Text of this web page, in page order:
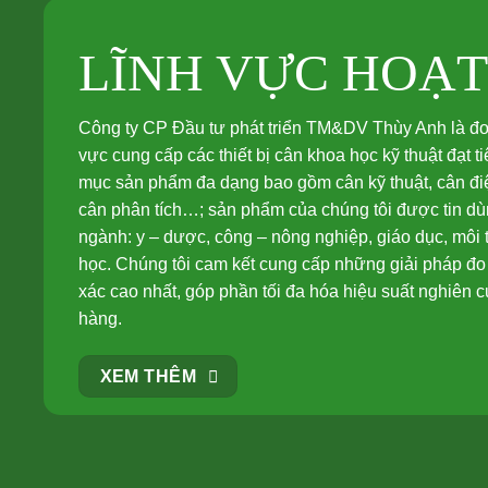
LĨNH VỰC
Công ty CP Đầu tư phát triển TM&DV Thùy Anh là
vực cung cấp các thiết bị cân khoa học kỹ thuật đạt
mục sản phẩm đa dạng bao gồm cân kỹ thuật, cân
cân phân tích…; sản phẩm của chúng tôi được tin
ngành: y – dược, công – nông nghiệp, giáo dục,
học. Chúng tôi cam kết cung cấp những giải pháp
xác cao nhất, góp phần tối đa hóa hiệu suất nghiên
hàng.
XEM THÊM